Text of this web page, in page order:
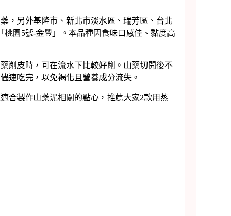
另外基隆市、新北市淡水區、瑞芳區、台北
園5號-金豐」。本品種因食味口感佳、黏度高
皮時，可在流水下比較好削。山藥切開後不
速吃完，以免褐化且營養成分流失。
製作山藥泥相關的點心，推薦大家2款用蒸